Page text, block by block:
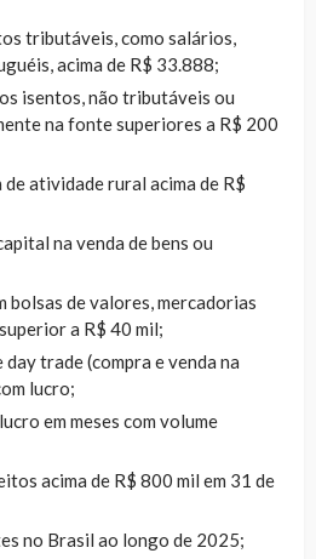
tributáveis, como salários,
acima de R$ 33.888;
isentos, não tributáveis ou
na fonte superiores a R$ 200
atividade rural acima de R$
na venda de bens ou
bolsas de valores, mercadorias
a R$ 40 mil;
trade (compra e venda na
lucro;
em meses com volume
acima de R$ 800 mil em 31 de
no Brasil ao longo de 2025;